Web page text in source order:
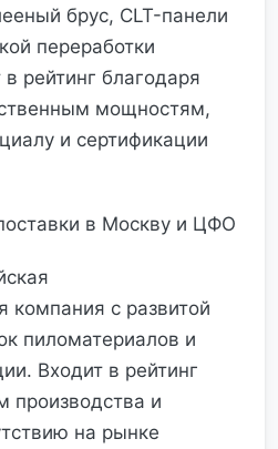
брус, CLT-панели
переработки
рейтинг благодаря
мощностям,
и сертификации
в Москву и ЦФО
с развитой
пиломатериалов и
Входит в рейтинг
производства и
на рынке